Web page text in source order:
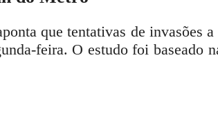
que tentativas de invasões
feira. O estudo foi baseado